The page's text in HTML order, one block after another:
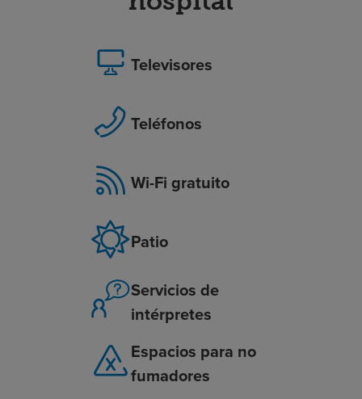
Televisores
Teléfonos
Wi-Fi gratuito
Patio
Servicios de
intérpretes
Espacios para no
fumadores